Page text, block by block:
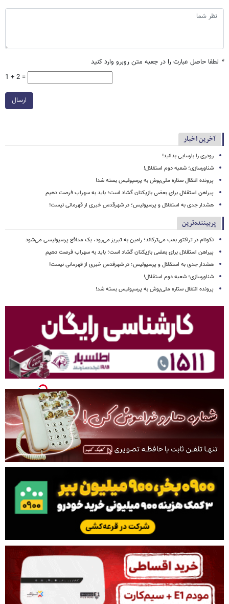
* لطفا حاصل عبارت را در جعبه متن روبرو وارد کنید
1 + 2 =
ارسال
آخرین اخبار
رودری را بارسایی بدانید!
شناورسازی؛ شعبه دوم استقلال!
پرونده انتقال ستاره ملی‌پوش به پرسپولیس بسته شد!
پیراهن استقلال برای بعضی بازیکنان گشاد است؛ باید به سهراب فرصت دهیم
هشدار جدی به استقلال و پرسپولیس؛ در شهرقدس خبری از قهرمانی نیست!
پربیننده‌ترین
نکونام در تراکتور بمب می‌ترکاند؛ رامین به تبریز می‌رود، یک مدافع پرسپولیسی می‌شود
پیراهن استقلال برای بعضی بازیکنان گشاد است؛ باید به سهراب فرصت دهیم
هشدار جدی به استقلال و پرسپولیس؛ در شهرقدس خبری از قهرمانی نیست!
شناورسازی؛ شعبه دوم استقلال!
پرونده انتقال ستاره ملی‌پوش به پرسپولیس بسته شد!